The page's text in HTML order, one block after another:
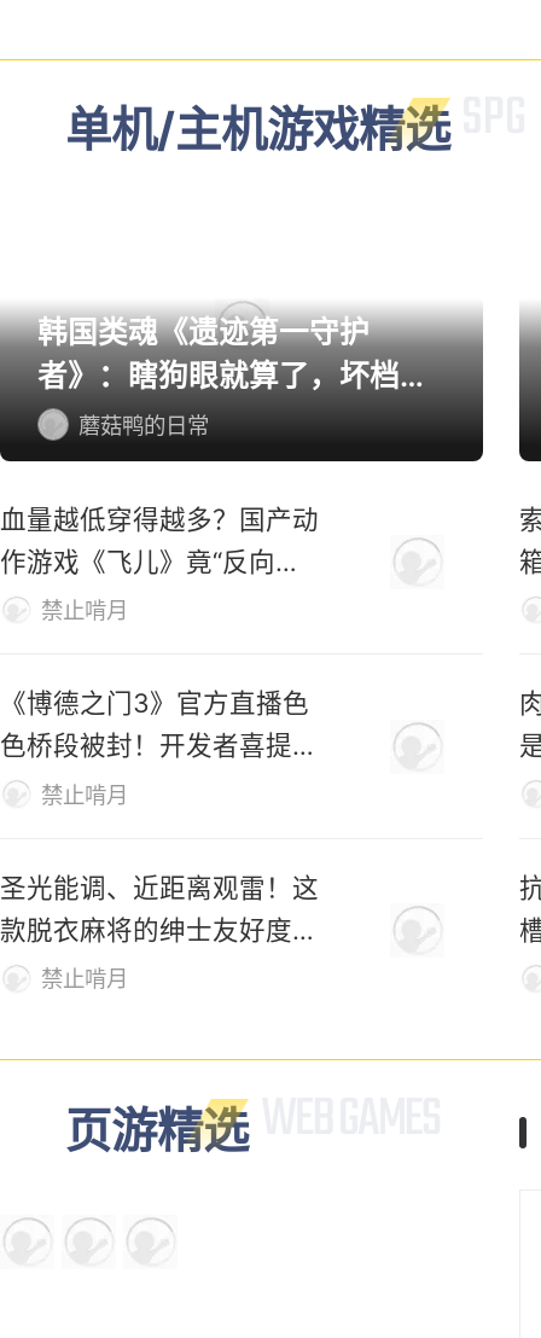
单机/主机游戏精选
韩国类魂《遗迹第一守护
者》：瞎狗眼就算了，坏档算
怎么个事！
蘑菇鸭的日常
血量越低穿得越多？国产动
作游戏《飞儿》竟“反向爆
衣” 禁止啃月
《博德之门3》官方直播色
色桥段被封！开发者喜提荣
誉勋章禁止啃月
圣光能调、近距离观雷！这
款脱衣麻将的绅士友好度拉
满了禁止啃月
页游精选